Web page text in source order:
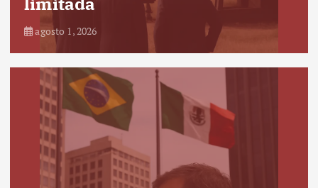
agosto 1, 2026